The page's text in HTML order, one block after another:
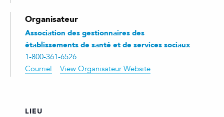
Organisateur
Association des gestionnaires des
établissements de santé et de services sociaux
1-800-361-6526
Courriel
View Organisateur Website
LIEU